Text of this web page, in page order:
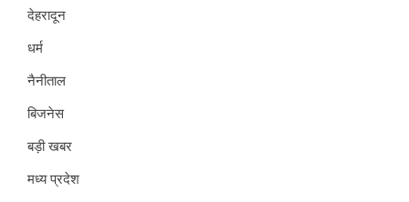
देहरादून
धर्म
नैनीताल
बिजनेस
बड़ी खबर
मध्य प्रदेश